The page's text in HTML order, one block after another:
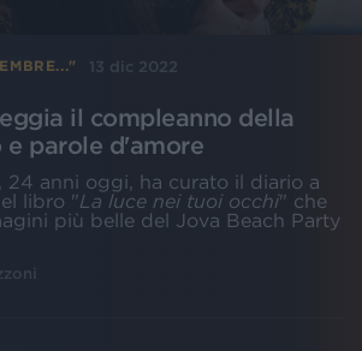
13 dic 2022
il compleanno della
parole d'amore
24 anni oggi, ha curato il diario a
libro "La luce nei tuoi occhi" che
più belle del Jova Beach Party